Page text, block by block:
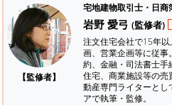
【監修者】
宅地建物取引士・日商
岩野 愛弓 (監修者)
注文住宅会社で15年
画、営業企画等に従
約、金融・司法書士手
住宅、商業施設等の
動産専門ライターとし
アで執筆・監修。